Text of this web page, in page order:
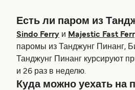
Есть ли паром из
Sindo Ferry и Majestic Fast
паромы из Танджунг Пинанг,
Танджунг Пинанг курсируют
и 26 раз в неделю.
Куда можно уехать на